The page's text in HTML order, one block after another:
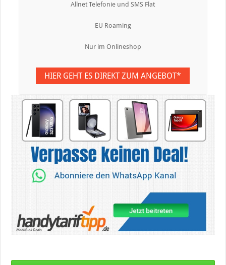
Allnet Telefonie und SMS Flat
EU Roaming
Nur im Onlineshop
HIER GEHT ES DIREKT ZUM ANGEBOT*